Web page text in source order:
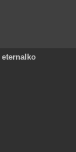
eternalko